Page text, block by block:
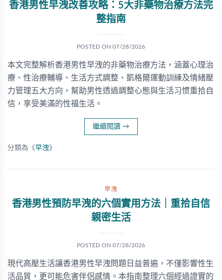
香港男性早洩改善攻略：5大非藥物治療方法完
整指南
POSTED ON 07/28/2026
本文完整解析香港男性早洩的非藥物治療方法，涵蓋心理治
療、性治療輔導、生活方式調整、凱格爾運動訓練及情緒壓
力管理五大方向，幫助男性透過調整心態與生活习惯重拾自
信，享受美滿的性福生活。
繼續閱讀 →
分類為《早洩》
早洩
香港男性預防早洩的六個實用方法｜重拾自信
親密生活
POSTED ON 07/28/2026
現代高壓生活讓香港男性早洩問題日益普遍，不僅影響性生
活品質，更可能危害伴侶感情。本指南整理六個經過證實的